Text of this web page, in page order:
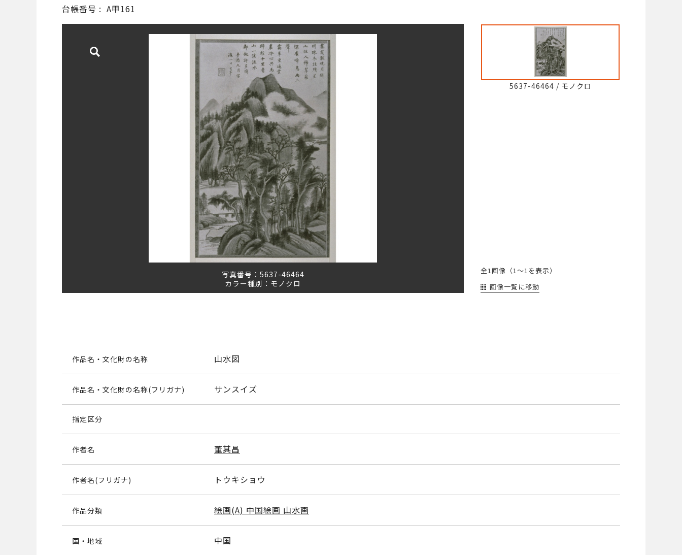
台帳番号 A甲161
写真番号： 5637-46464
カラー種別： モノクロ
5637-46464 / モノクロ
全1画像（1～1 を表示）
画像一覧に移動
作品名・文化財の名称 山水図
作品名・文化財の名称(フリガナ) サンスイズ
指定区分
作者名 董其昌
作者名(フリガナ) トウキショウ
作品分類 絵画(A) 中国絵画 山水画
国・地域 中国